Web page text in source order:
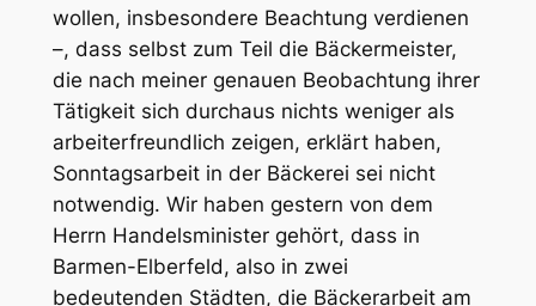
wollen, insbesondere Beachtung verdienen
–, dass selbst zum Teil die Bäckermeister,
die nach meiner genauen Beobachtung ihrer
Tätigkeit sich durchaus nichts weniger als
arbeiterfreundlich zeigen, erklärt haben,
Sonntagsarbeit in der Bäckerei sei nicht
notwendig. Wir haben gestern von dem
Herrn Handelsminister gehört, dass in
Barmen-Elberfeld, also in zwei
bedeutenden Städten, die Bäckerarbeit am